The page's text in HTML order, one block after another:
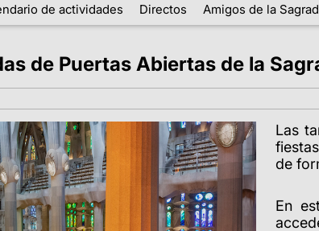
de actividades Directos Amigos de la
de Puertas Abiertas de la
Las
de
En